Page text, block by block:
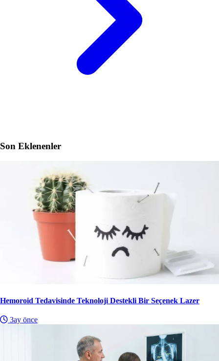
Son Eklenenler
Hemoroid Tedavisinde Teknoloji Destekli Bir Seçenek Lazer
3ay önce